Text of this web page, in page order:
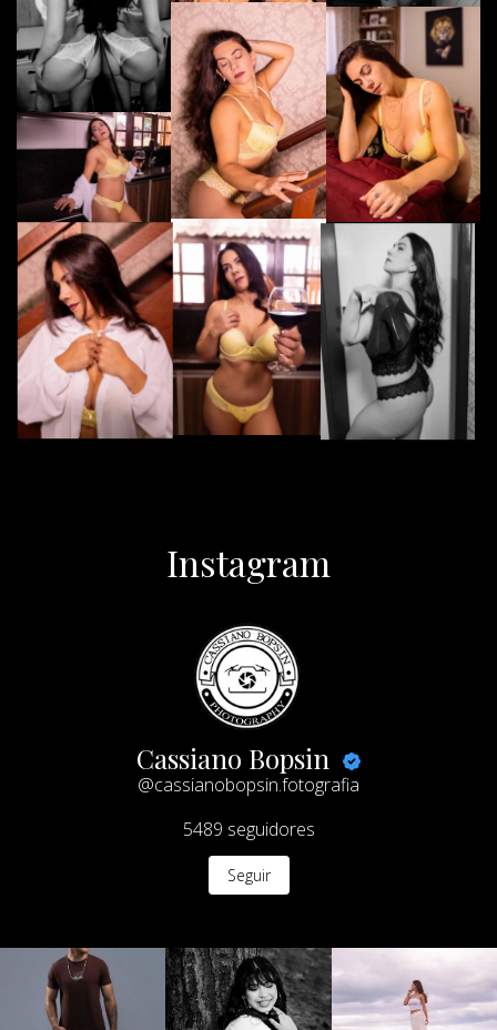
Instagram
Cassiano Bopsin
@cassianobopsin.fotografia
5489 seguidores
Seguir